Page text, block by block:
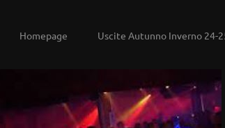
Homepage Uscite Autunno Inverno 24-